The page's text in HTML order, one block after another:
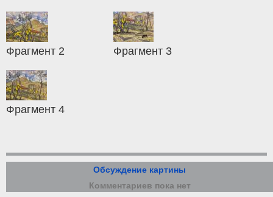
Фрагмент 2 Фрагмент 3
Фрагмент 4
Обсуждение картины
Комментариев пока нет